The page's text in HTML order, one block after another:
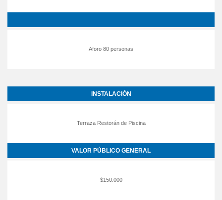
Aforo 80 personas
INSTALACIÓN
Terraza Restorán de Piscina
VALOR PÚBLICO GENERAL
$150.000